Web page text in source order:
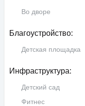
Во дворе
Благоустройство:
Детская площадка
Инфраструктура:
Детский сад
Фитнес